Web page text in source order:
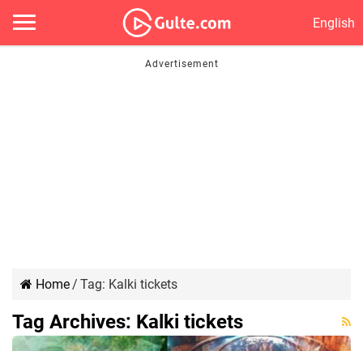
English
Home/ Tag: Kalki tickets
Tag Archives: Kalki tickets